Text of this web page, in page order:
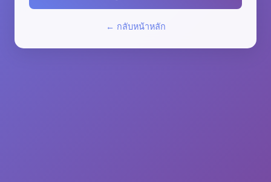
← กลับหน้าหลัก